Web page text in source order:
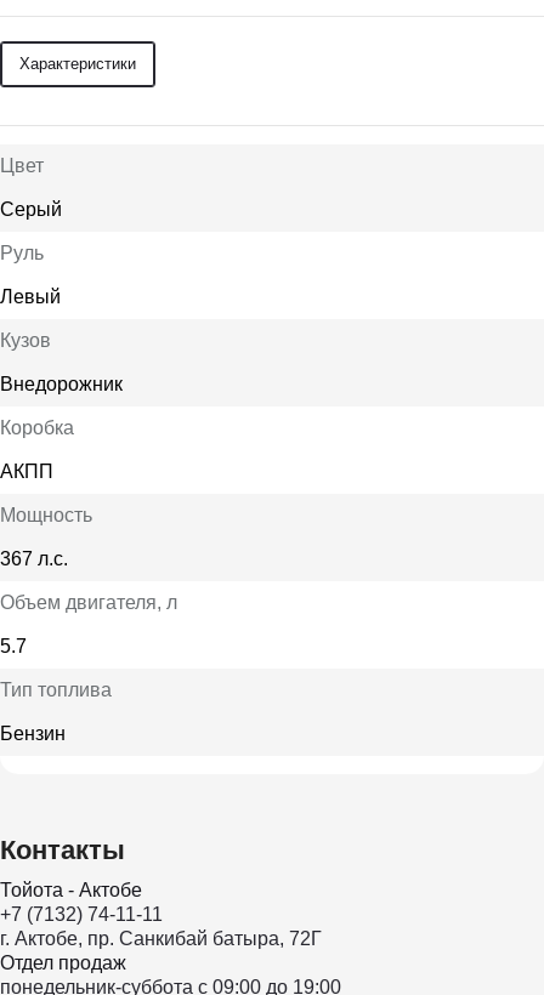
Характеристики
Цвет
Серый
Руль
Левый
Кузов
Внедорожник
Коробка
АКПП
Мощность
367 л.с.
Объем двигателя, л
5.7
Тип топлива
Бензин
Контакты
Тойота - Актобе
+7 (7132) 74-11-11
г. Актобе, пр. Санкибай батыра, 72Г
Отдел продаж
понедельник-суббота с 09:00 до 19:00